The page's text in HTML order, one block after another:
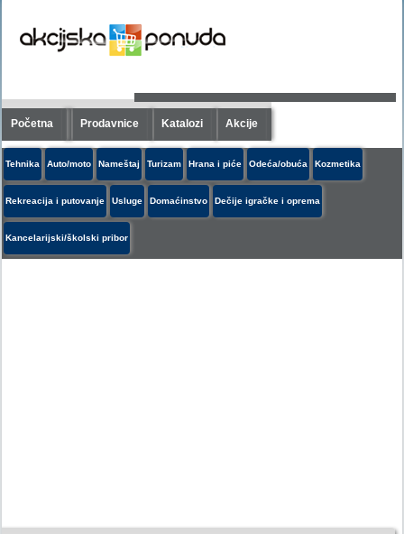
Početna Prodavnice Katalozi Akcije
Tehnika Auto/moto Nameštaj Turizam Hrana i piće Odeća/obuća Kozmetika
Rekreacija i putovanje Usluge Domaćinstvo Dečije igračke i oprema
Kancelarijski/školski pribor